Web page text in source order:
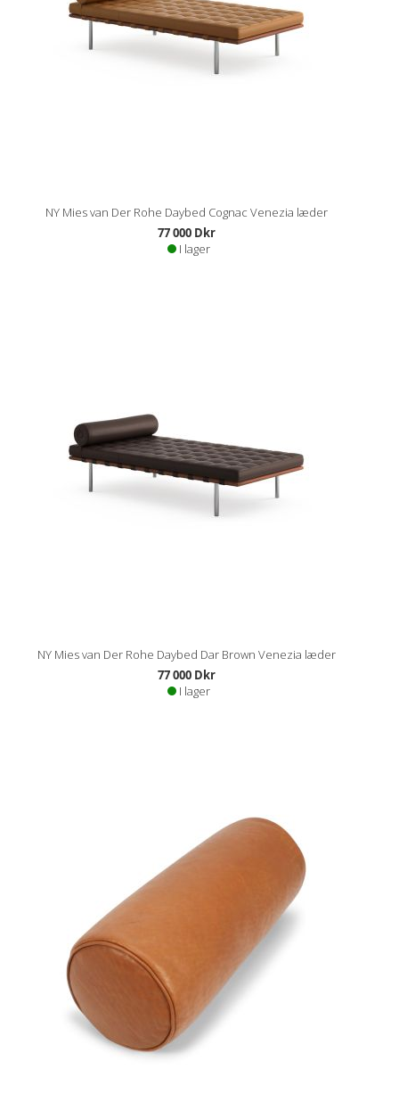
NY Mies van Der Rohe Daybed Cognac Venezia læder
77 000 Dkr
I lager
NY Mies van Der Rohe Daybed Dar Brown Venezia læder
77 000 Dkr
I lager